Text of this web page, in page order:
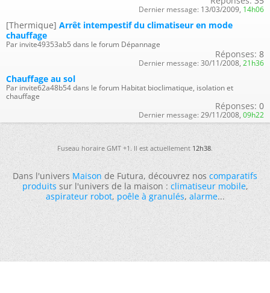
Dernier message: 13/03/2009, 14h06
[Thermique] Arrêt intempestif du climatiseur en mode
chauffage
Par invite49353ab5 dans le forum Dépannage
Réponses: 8
Dernier message: 30/11/2008, 21h36
Chauffage au sol
Par invite62a48b54 dans le forum Habitat bioclimatique, isolation et
chauffage
Réponses: 0
Dernier message: 29/11/2008, 09h22
Fuseau horaire GMT +1. Il est actuellement12h38.
Dans l'universMaisonde Futura, découvrez noscomparatifs
produitssur l'univers de la maison :climatiseur mobile,
aspirateur robot,poêle à granulés,alarme...